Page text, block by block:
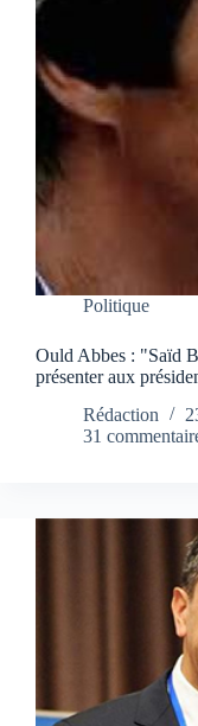
Politique
Ould Abbes : "Saïd
présenter aux
Rédaction
31